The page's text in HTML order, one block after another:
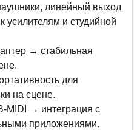
линейный выход
усилителям и студийной
→ стабильная
для
на сцене.
MIDI → интеграция с
приложениями.